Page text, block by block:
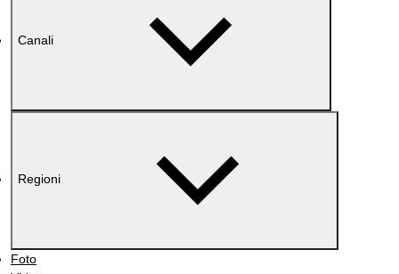
Canali
Regioni
Foto